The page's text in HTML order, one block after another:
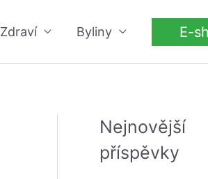
Zdraví Byliny E-
Nejnovější
příspěvky